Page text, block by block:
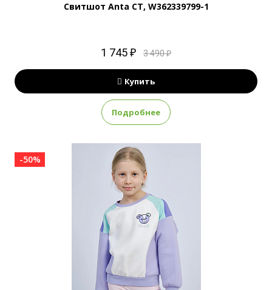
Свитшот Anta CT, W362339799-1
1 745 ₽ 3 490 ₽
Купить
Подробнее
-50%